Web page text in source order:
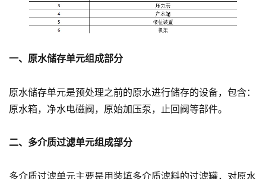
一、原水储存单元组成部分
原水储存单元是预处理之前的原水进行储存的设备，包含：
原水箱，净水电磁阀，原始加压泵，止回阀等部件。
二、多介质过滤单元组成部分
多介质过滤单元主要是用装填多介质滤料的过滤罐，对原水